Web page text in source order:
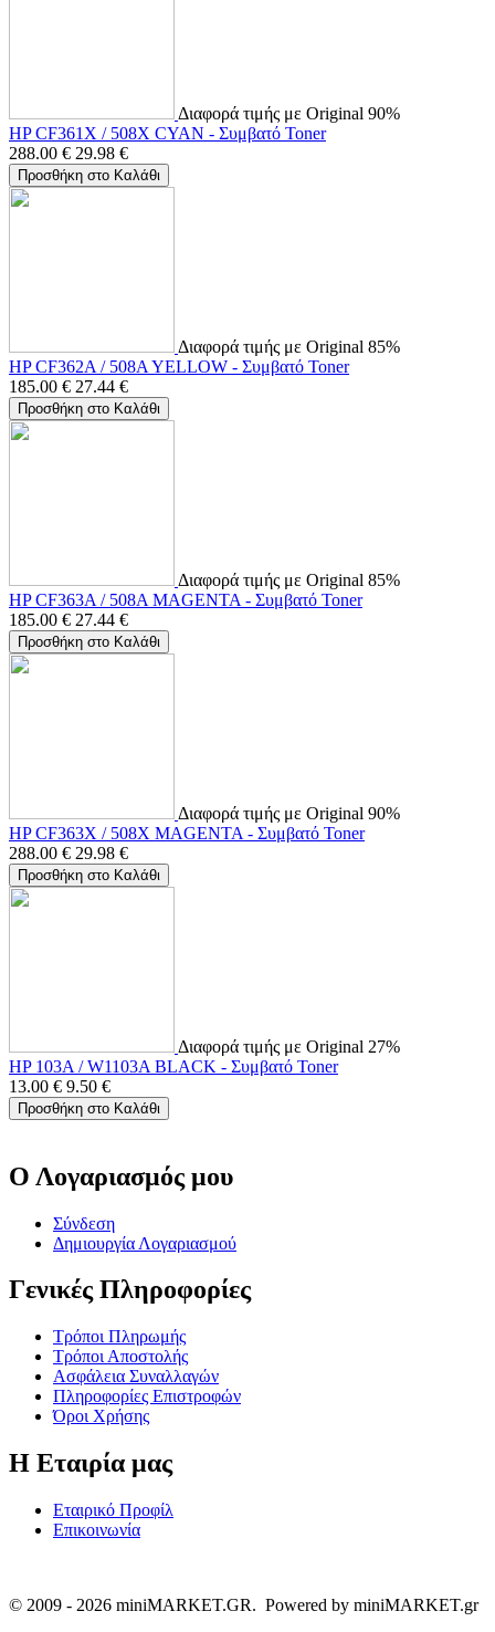
Διαφορά τιμής με Original 90%
HP CF361X / 508X CYAN - Συμβατό Toner
288.00 € 29.98 €
Προσθήκη στο Καλάθι
Διαφορά τιμής με Original 85%
HP CF362A / 508A YELLOW - Συμβατό Toner
185.00 € 27.44 €
Προσθήκη στο Καλάθι
Διαφορά τιμής με Original 85%
HP CF363A / 508A MAGENTA - Συμβατό Toner
185.00 € 27.44 €
Προσθήκη στο Καλάθι
Διαφορά τιμής με Original 90%
HP CF363X / 508X MAGENTA - Συμβατό Toner
288.00 € 29.98 €
Προσθήκη στο Καλάθι
Διαφορά τιμής με Original 27%
HP 103A / W1103A BLACK - Συμβατό Toner
13.00 € 9.50 €
Προσθήκη στο Καλάθι
Ο Λογαριασμός μου
Σύνδεση
Δημιουργία Λογαριασμού
Γενικές Πληροφορίες
Τρόποι Πληρωμής
Τρόποι Αποστολής
Ασφάλεια Συναλλαγών
Πληροφορίες Επιστροφών
Όροι Χρήσης
Η Εταιρία μας
Εταιρικό Προφίλ
Επικοινωνία
© 2009 - 2026 miniMARKET.GR. Powered by miniMARKET.gr